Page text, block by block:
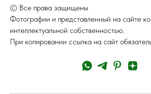
© Все права защищены
Фотографии и представленный на сайте
интеллектуальной собственностью.
При копировании ссылка на сайт